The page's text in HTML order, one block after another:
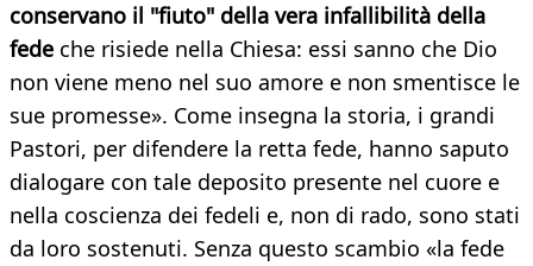
conservano il "fiuto" della vera infallibilità della
fede che risiede nella Chiesa: essi sanno che Dio
non viene meno nel suo amore e non smentisce le
sue promesse». Come insegna la storia, i grandi
Pastori, per difendere la retta fede, hanno saputo
dialogare con tale deposito presente nel cuore e
nella coscienza dei fedeli e, non di rado, sono stati
da loro sostenuti. Senza questo scambio «la fede